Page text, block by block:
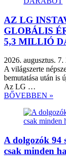
AZ LG
GLOBÁLIS
5,3 MILLIÓ
2026. augusztus. 7.
A világszerte
bemutatása után
Az LG …
BŐVEBBEN »
A dolgozók 94
csak minden